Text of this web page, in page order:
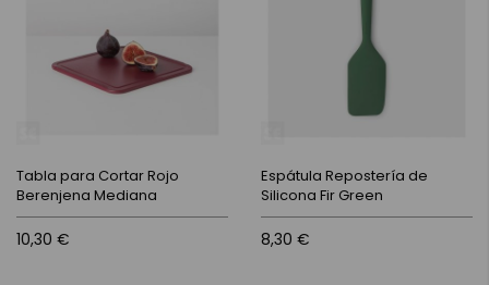
Tabla para Cortar Rojo
Berenjena Mediana
10,30 €
Espátula Repostería de
Silicona Fir Green
8,30 €